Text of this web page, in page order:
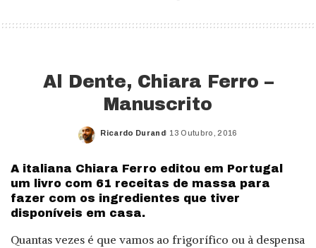
Al Dente, Chiara Ferro –
Manuscrito
Posted
Ricardo Durand 13 Outubro, 2016
A italiana Chiara Ferro editou em Portugal
um livro com 61 receitas de massa para
fazer com os ingredientes que tiver
disponíveis em casa.
Quantas vezes é que vamos ao frigorífico ou à despensa